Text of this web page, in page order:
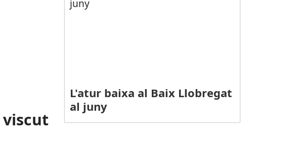
viscut
L'atur baixa al Baix Llobregat
al juny